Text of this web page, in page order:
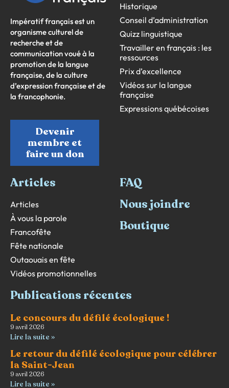
Impératif français est un
organisme culturel de
recherche et de
communication voué à la
promotion de la langue
française, de la culture
d’expression française et de
la francophonie.
Devenir
membre et
faire un don
Historique
Conseil d’administration
Quizz linguistique
Travailler en français : les
ressources
Prix d’excellence
Vidéos sur la langue
française
Expressions québécoises
Articles
Articles
À vous la parole
Francofête
Fête nationale
Outaouais en fête
Vidéos promotionnelles
FAQ
Nous joindre
Boutique
Publications récentes
Le concours du défilé écologique !
9 avril 2026
Lire la suite »
Le retour du défilé écologique pour célébrer
la Saint-Jean
9 avril 2026
Lire la suite »